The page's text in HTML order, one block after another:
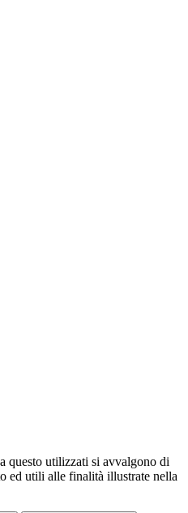
questo utilizzati si avvalgono di
ed utili alle finalità illustrate nella